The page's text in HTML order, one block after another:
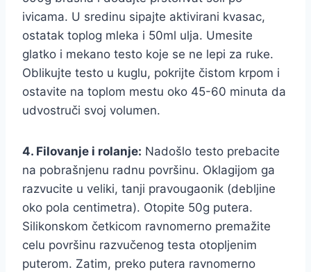
ivicama. U sredinu sipajte aktivirani kvasac,
ostatak toplog mleka i 50ml ulja. Umesite
glatko i mekano testo koje se ne lepi za ruke.
Oblikujte testo u kuglu, pokrijte čistom krpom i
ostavite na toplom mestu oko 45-60 minuta da
udvostruči svoj volumen.
4. Filovanje i rolanje: Nadošlo testo prebacite
na pobrašnjenu radnu površinu. Oklagijom ga
razvucite u veliki, tanji pravougaonik (debljine
oko pola centimetra). Otopite 50g putera.
Silikonskom četkicom ravnomerno premažite
celu površinu razvučenog testa otopljenim
puterom. Zatim, preko putera ravnomerno